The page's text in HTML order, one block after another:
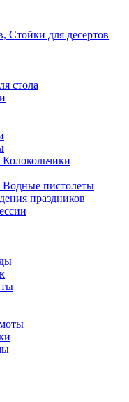
Стойки для десертов
стола
пистолеты
праздников